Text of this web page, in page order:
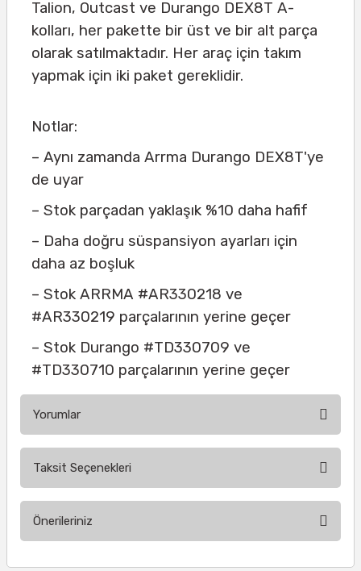
Talion, Outcast ve Durango DEX8T A-
kolları, her pakette bir üst ve bir alt parça
olarak satılmaktadır. Her araç için takım
yapmak için iki paket gereklidir.
Notlar:
– Aynı zamanda Arrma Durango DEX8T'ye
de uyar
– Stok parçadan yaklaşık %10 daha hafif
– Daha doğru süspansiyon ayarları için
daha az boşluk
– Stok ARRMA #AR330218 ve
#AR330219 parçalarının yerine geçer
– Stok Durango #TD330709 ve
#TD330710 parçalarının yerine geçer
Yorumlar
Taksit Seçenekleri
Önerileriniz